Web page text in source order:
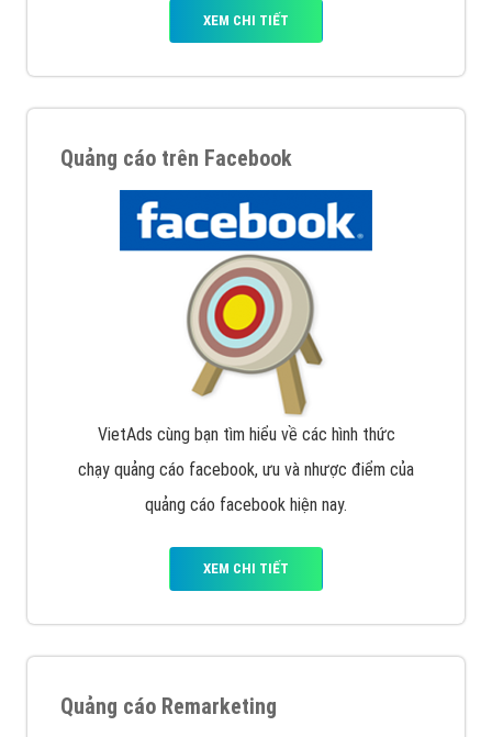
XEM CHI TIẾT
Quảng cáo trên Facebook
VietAds cùng bạn tìm hiểu về các hình thức
chạy quảng cáo facebook, ưu và nhược điểm của
quảng cáo facebook hiện nay.
XEM CHI TIẾT
Quảng cáo Remarketing